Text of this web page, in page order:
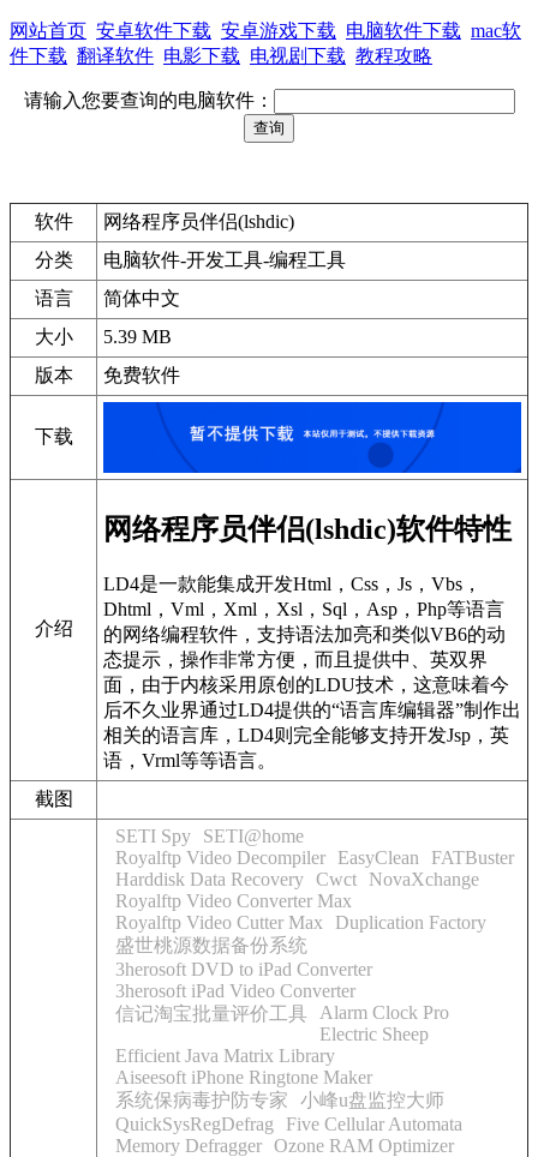
网站首页 安卓软件下载 安卓游戏下载 电脑软件下载 mac软
件下载 翻译软件 电影下载 电视剧下载 教程攻略
请输入您要查询的电脑软件：
软件
网络程序员伴侣(lshdic)
分类
电脑软件-开发工具-编程工具
语言
简体中文
大小
5.39 MB
版本
免费软件
下载
介绍
网络程序员伴侣(lshdic)软件特性
LD4是一款能集成开发Html，Css，Js，Vbs，
Dhtml，Vml，Xml，Xsl，Sql，Asp，Php等语言
的网络编程软件，支持语法加亮和类似VB6的动
态提示，操作非常方便，而且提供中、英双界
面，由于内核采用原创的LDU技术，这意味着今
后不久业界通过LD4提供的“语言库编辑器”制作出
相关的语言库，LD4则完全能够支持开发Jsp，英
语，Vrml等等语言。
截图
SETI Spy
SETI@home
Royalftp Video Decompiler
EasyClean
FATBuster
Harddisk Data Recovery Cwct
NovaXchange
Royalftp Video Converter Max
Royalftp Video Cutter Max
Duplication Factory
盛世桃源数据备份系统
3herosoft DVD to iPad Converter
3herosoft iPad Video Converter
信记淘宝批量评价工具
Alarm Clock Pro
Electric Sheep
Efficient Java Matrix Library
Aiseesoft iPhone Ringtone Maker
系统保病毒护防专家
小峰u盘监控大师
QuickSysRegDefrag
Five Cellular Automata
Memory Defragger Ozone RAM Optimizer